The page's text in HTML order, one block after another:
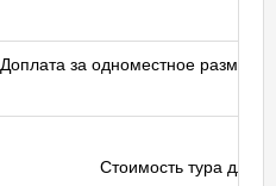
Доплата за одноместное
Стоимость тура для